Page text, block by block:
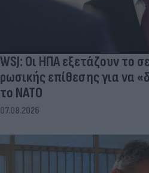
WSJ: Οι ΗΠΑ εξετάζουν το
ρωσικής επίθεσης για να
το ΝΑΤΟ
07.08.2026